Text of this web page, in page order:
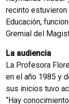
recinto
Educación,
Gremial del
La audiencia
La Profesora
en el año 1985 y
sus inicios tuvo
“Hay